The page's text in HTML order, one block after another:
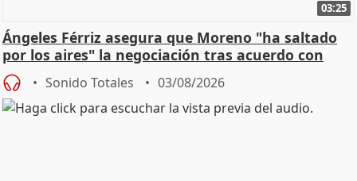
03:25
Ángeles Férriz asegura que Moreno "ha saltado
por los aires" la negociación tras acuerdo con
SMA
Sonido Totales 03/08/2026